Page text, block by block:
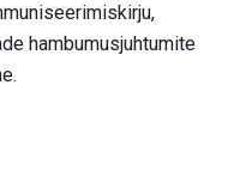
hambumusjuhtumite